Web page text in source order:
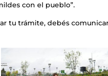
con el pueblo”.
tu trámite, debés